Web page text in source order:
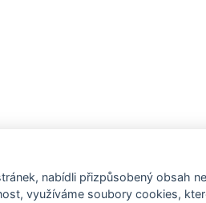
pozvánky na kulturní a
nabídli přizpůsobený obsah
využíváme soubory cookies,